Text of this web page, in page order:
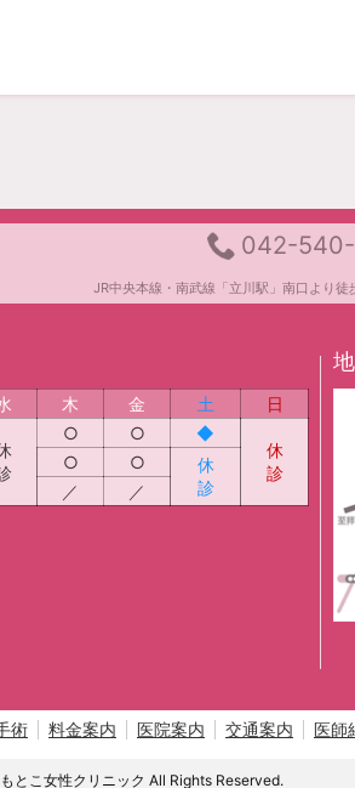
042-
JR中央本線・南武線「立川駅」南口より徒
木 金 土
日
○ ○
◆
休
診
○ ○
休
診
／ ／
術 料金案内 医院案内 交通案内 医師
とこ女性クリニック All Rights Reserved.